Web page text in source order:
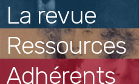
La revue
Ressources
Adhérents